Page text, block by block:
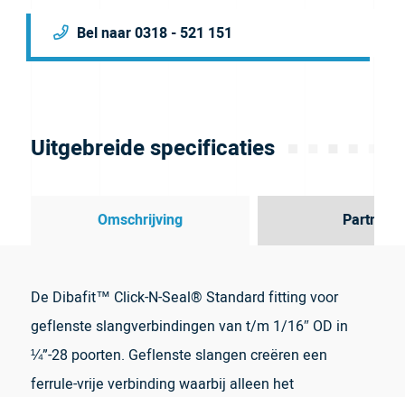
Bel naar 0318 - 521 151
Uitgebreide specificaties
Omschrijving Partner
De Dibafit™ Click-N-Seal® Standard fitting voor
geflenste slangverbindingen van t/m 1/16″ OD in
¼”-28 poorten. Geflenste slangen creëren een
ferrule-vrije verbinding waarbij alleen het